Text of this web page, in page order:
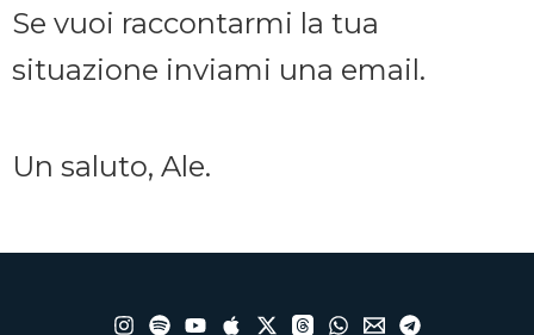
Se vuoi raccontarmi la tua
situazione inviami una email.
Un saluto, Ale.